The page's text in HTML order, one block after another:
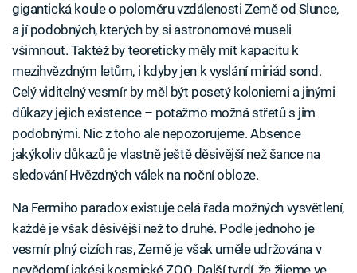
gigantická koule o poloměru vzdálenosti Země od Slunce,
a jí podobných, kterých by si astronomové museli
všimnout. Taktéž by teoreticky měly mít kapacitu k
mezihvězdným letům, i kdyby jen k vyslání miriád sond.
Celý viditelný vesmír by měl být posetý koloniemi a jinými
důkazy jejich existence – potažmo možná střetů s jim
podobnými. Nic z toho ale nepozorujeme. Absence
jakýkoliv důkazů je vlastně ještě děsivější než šance na
sledování Hvězdných válek na noční obloze.
Na Fermiho paradox existuje celá řada možných vysvětlení,
každé je však děsivější než to druhé. Podle jednoho je
vesmír plný cizích ras, Země je však uměle udržována v